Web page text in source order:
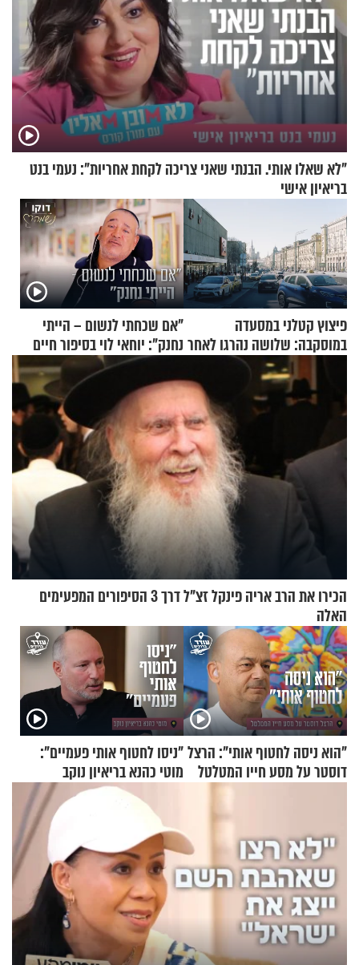
"לא שאלו אותי. הבנתי שאני צריכה לקחת אחריות": נעמי בנט
בריאיון אישי
פיצוץ קטלני במסעדה
במוסקבה: שלושה נהרגו לאחר
שמטען שנשאה אישה התפוצץ
"אם שכחתי לנשום – הייתי
נחנק": יוחאי לוי בסיפור חיים
מעורר השראה
הכירו את הרב אריה פינקל זצ"ל דרך 3 הסיפורים המפעימים
האלה
"הוא ניסה לחטוף אותי": הרצל
דוסטר על מסע חייו המטלטל
"ניסו לחטוף אותי פעמיים":
מוטי כהנא בריאיון נוקב